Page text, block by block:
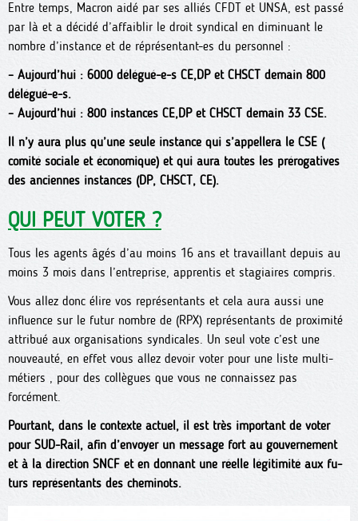
Entre temps, Macron aidé par ses alliés CFDT et UNSA, est passé
par là et a décidé d’affaiblir le droit syndical en diminuant le
nombre d’instance et de réprésentant-es du personnel :
– Aujourd’hui : 6000 délégué-e-s CE,DP et CHSCT demain 800
délégué-e-s.
– Aujourd’hui : 800 instances CE,DP et CHSCT demain 33 CSE.
Il n’y aura plus qu’une seule instance qui s’appellera le CSE (
comité sociale et économique) et qui aura toutes les prérogatives
des anciennes instances (DP, CHSCT, CE).
QUI PEUT VOTER ?
Tous les agents âgés d’au moins 16 ans et travaillant depuis au
moins 3 mois dans l’entreprise, apprentis et stagiaires compris.
Vous allez donc élire vos représentants et cela aura aussi une
influence sur le futur nombre de (RPX) représentants de proximité
attribué aux organisations syndicales. Un seul vote c’est une
nouveauté, en effet vous allez devoir voter pour une liste multi-
métiers , pour des collègues que vous ne connaissez pas
forcément.
Pourtant, dans le contexte actuel, il est très important de voter
pour SUD-Rail, afin d’envoyer un message fort au gouvernement
et à la direction SNCF et en donnant une réelle légitimité aux fu-
turs représentants des cheminots.